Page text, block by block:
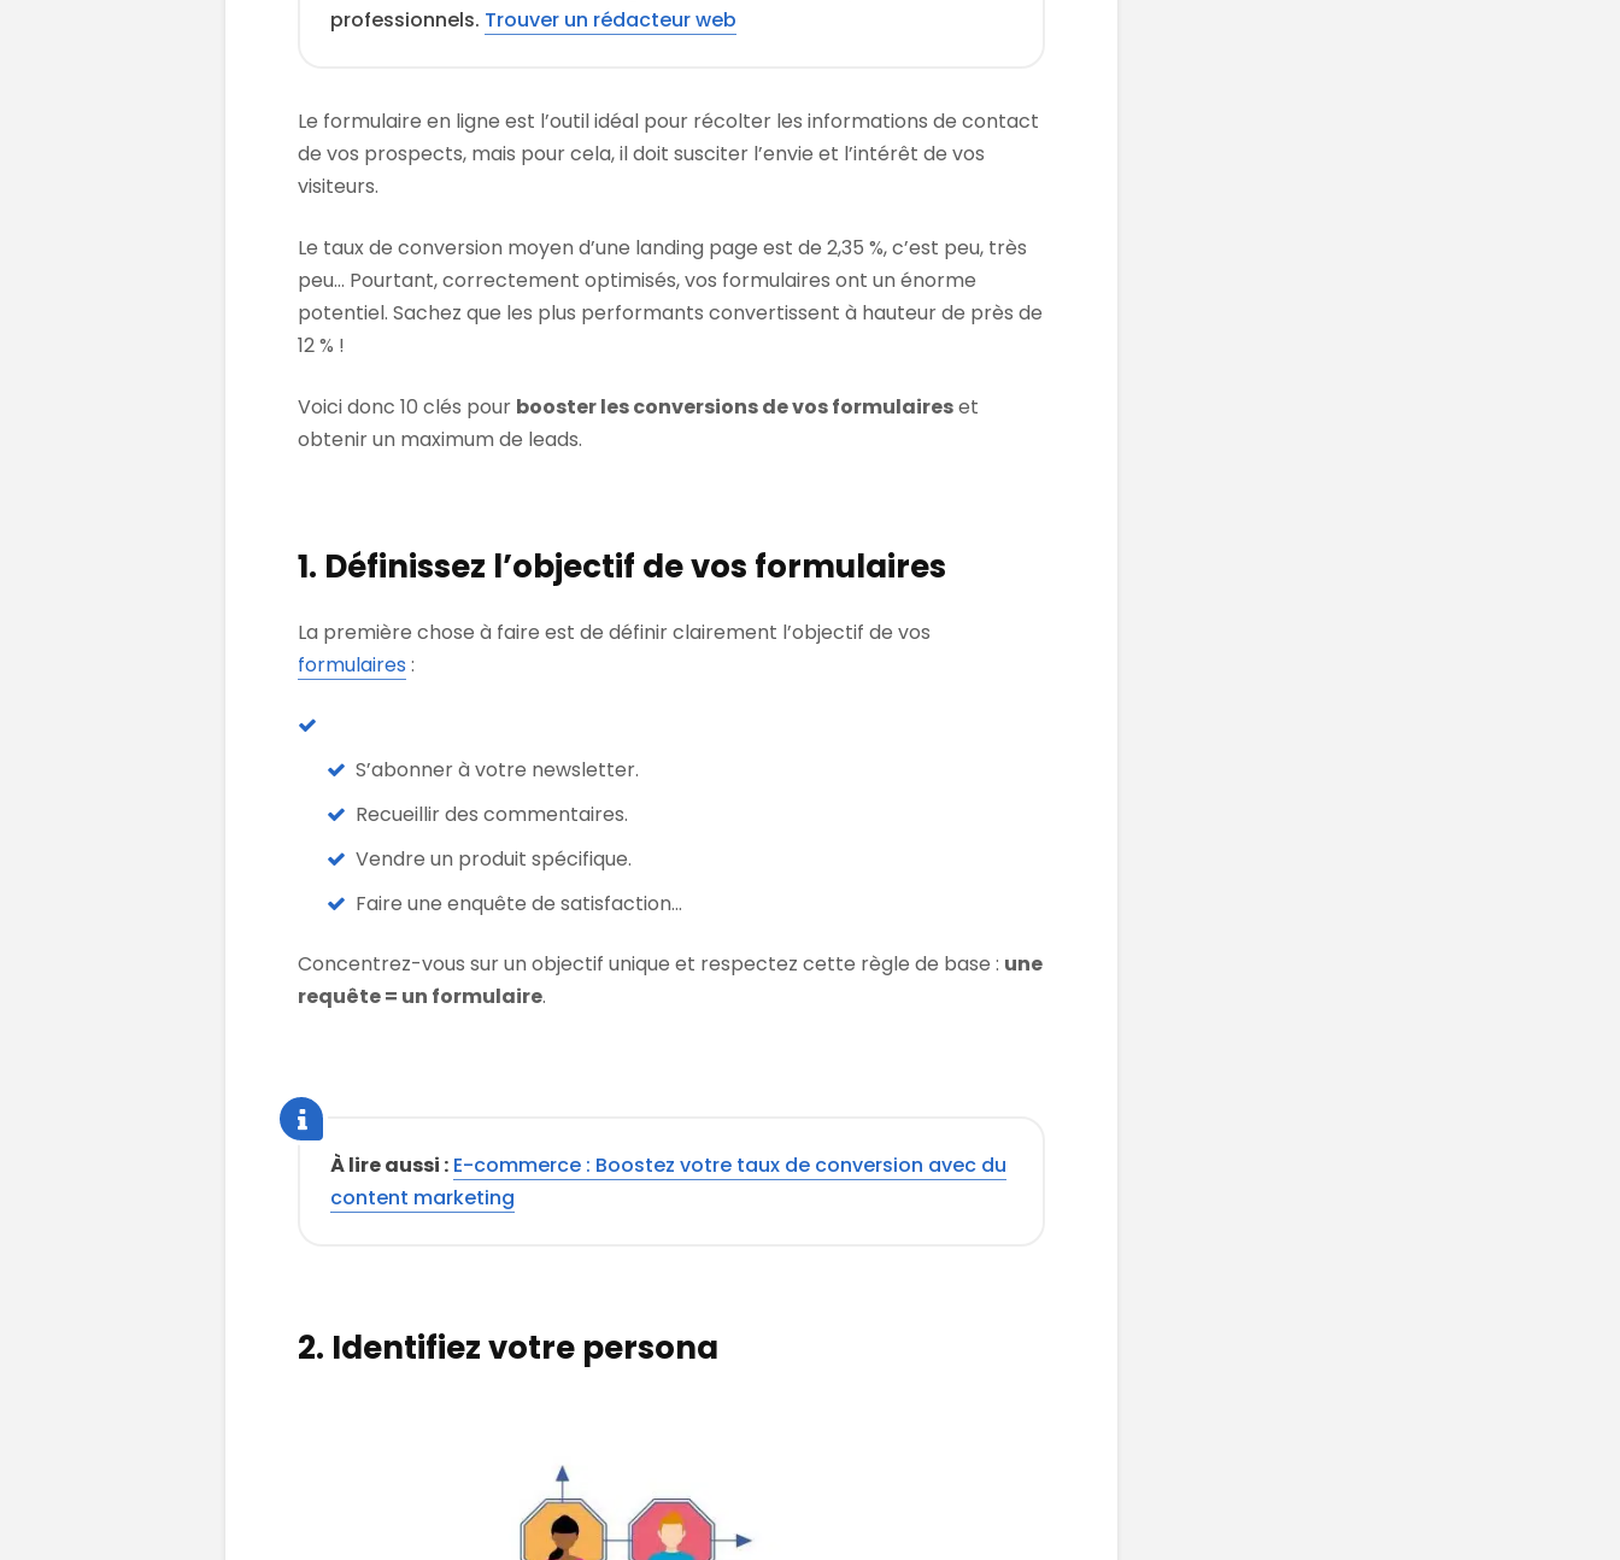
professionnels. Trouver un rédacteur web
Le formulaire en ligne est l’outil idéal pour récolter les informations de contact
de vos prospects, mais pour cela, il doit susciter l’envie et l’intérêt de vos
visiteurs.
Le taux de conversion moyen d’une landing page est de 2,35 %, c’est peu, très
peu… Pourtant, correctement optimisés, vos formulaires ont un énorme
potentiel. Sachez que les plus performants convertissent à hauteur de près de
12 % !
Voici donc 10 clés pour booster les conversions de vos formulaireset
obtenir un maximum de leads.
1. Définissez l’objectif de vos formulaires
La première chose à faire est de définir clairement l’objectif de vos
formulaires :
S’abonner à votre newsletter.
Recueillir des commentaires.
Vendre un produit spécifique.
Faire une enquête de satisfaction…
Concentrez-vous sur un objectif unique et respectez cette règle de base : une
requête = un formulaire.
À lire aussi : E-commerce : Boostez votre taux de conversion avec du
content marketing
2. Identifiez votre persona